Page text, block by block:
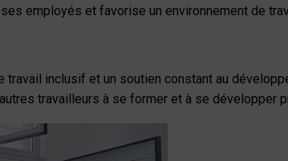
employés et favorise un environnement de
inclusif et un soutien constant au
travailleurs à se former et à se développer